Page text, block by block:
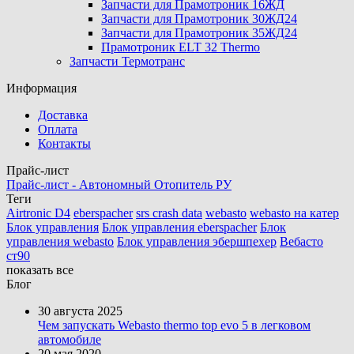
Запчасти для Прамотроник 16ЖД
Запчасти для Прамотроник 30ЖД24
Запчасти для Прамотроник 35ЖД24
Прамотроник ELT 32 Thermo
Запчасти Термотранс
Информация
Доставка
Оплата
Контакты
Прайс-лист
Прайс-лист - Автономный Отопитель РУ
Теги
Airtronic D4 eberspacher srs crash data webasto webasto на катер
Блок управления Блок управления eberspacher Блок
управления webasto Блок управления эбершпехер Вебасто
ст90
показать все
Блог
30 августа 2025
Чем запускать Webasto thermo top evo 5 в легковом
автомобиле